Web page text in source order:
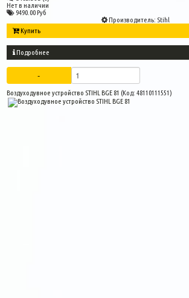
Нет в наличии
9490.00 Руб
Производитель: Stihl
Купить
Подробнее
Воздуходувное устройство STIHL BGE 81 (Код:48110111551)